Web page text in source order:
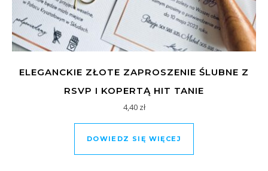
ELEGANCKIE ZŁOTE ZAPROSZENIE ŚLUBNE Z
RSVP I KOPERTĄ HIT TANIE
4,40 zł
DOWIEDZ SIĘ WIĘCEJ